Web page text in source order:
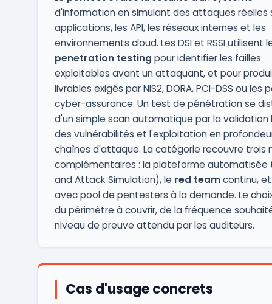
d'information en simulant des attaques réelles
applications, les API, les réseaux internes et les
environnements cloud. Les DSI et RSSI utilisent
penetration testing pour identifier les failles
exploitables avant un attaquant, et pour
livrables exigés par NIS2, DORA, PCI-DSS ou les
cyber-assurance. Un test de pénétration se
d'un simple scan automatique par la validation
des vulnérabilités et l'exploitation en
chaînes d'attaque. La catégorie recouvre trois
complémentaires : la plateforme automatisée
and Attack Simulation), le red teamcontinu, et
avec pool de pentesters à la demande. Le
du périmètre à couvrir, de la fréquence
niveau de preuve attendu par les auditeurs.
Cas d'usage concrets